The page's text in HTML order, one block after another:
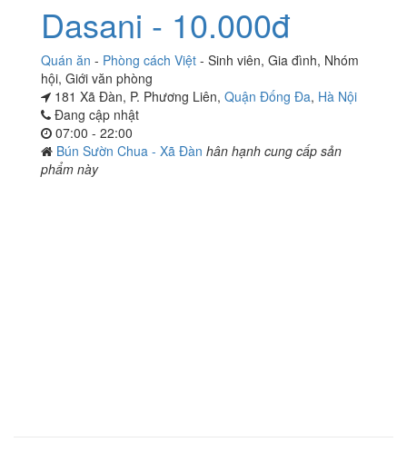
Dasani - 10.000đ
Quán ăn - Phòng cách Việt - Sinh viên, Gia đình, Nhóm
hội, Giới văn phòng
181 Xã Đàn, P. Phương Liên, Quận Đống Đa, Hà Nội
Đang cập nhật
07:00 - 22:00
Bún Sườn Chua - Xã Đàn hân hạnh cung cấp sản
phẩm này